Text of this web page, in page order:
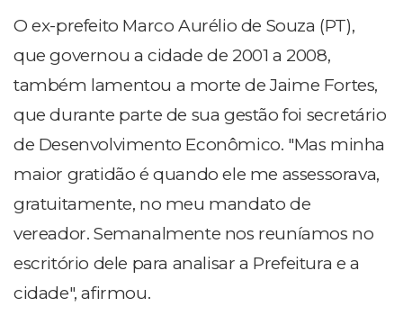
O ex-prefeito Marco Aurélio de Souza (PT),
que governou a cidade de 2001 a 2008,
também lamentou a morte de Jaime Fortes,
que durante parte de sua gestão foi secretário
de Desenvolvimento Econômico. "Mas minha
maior gratidão é quando ele me assessorava,
gratuitamente, no meu mandato de
vereador. Semanalmente nos reuníamos no
escritório dele para analisar a Prefeitura e a
cidade", afirmou.